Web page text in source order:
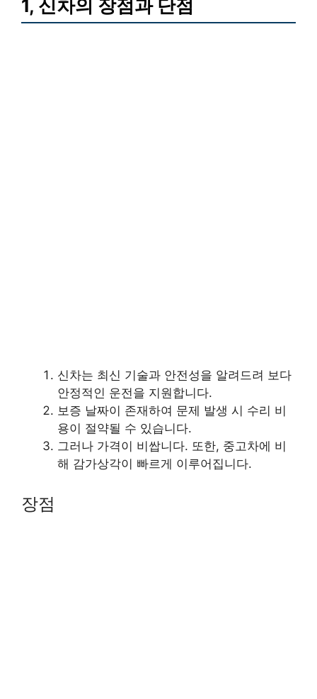
1, 신차의 장점과 단점
신차는 최신 기술과 안전성을 알려드려 보다
안정적인 운전을 지원합니다.
보증 날짜이 존재하여 문제 발생 시 수리 비
용이 절약될 수 있습니다.
그러나 가격이 비쌉니다. 또한, 중고차에 비
해 감가상각이 빠르게 이루어집니다.
장점